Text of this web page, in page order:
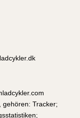
gehören: Tracker;